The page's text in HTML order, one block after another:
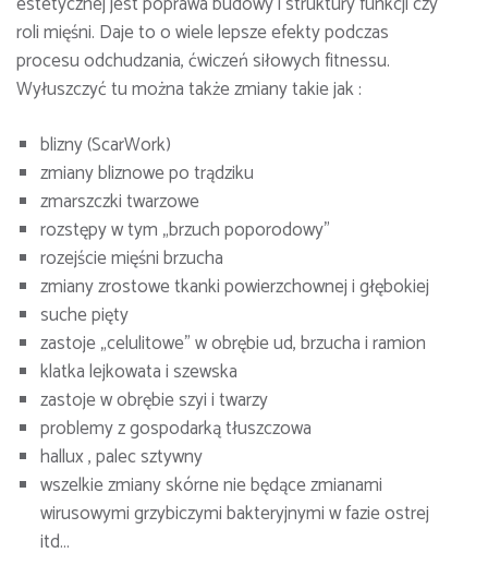
roli mięśni. Daje to o wiele lepsze efekty podczas
procesu odchudzania, ćwiczeń siłowych fitnessu.
Wyłuszczyć tu można także zmiany takie jak :
blizny (ScarWork)
zmiany bliznowe po trądziku
zmarszczki twarzowe
rozstępy w tym „brzuch poporodowy”
rozejście mięśni brzucha
zmiany zrostowe tkanki powierzchownej i głębokiej
suche pięty
zastoje „celulitowe” w obrębie ud, brzucha i ramion
klatka lejkowata i szewska
zastoje w obrębie szyi i twarzy
problemy z gospodarką tłuszczowa
hallux , palec sztywny
wszelkie zmiany skórne nie będące zmianami
wirusowymi grzybiczymi bakteryjnymi w fazie ostrej
itd…